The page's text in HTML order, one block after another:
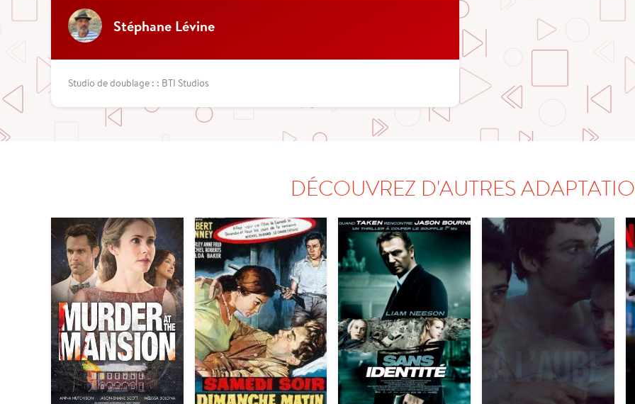
Stéphane Lévine
Studio de doublage : : BTI Studios
DÉCOUVREZ D'AUTRES